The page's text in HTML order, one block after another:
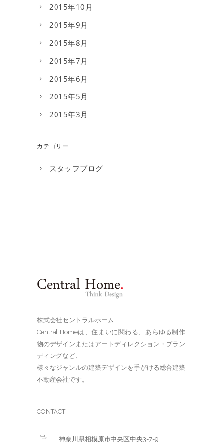
2015年10月
2015年9月
2015年8月
2015年7月
2015年6月
2015年5月
2015年3月
カテゴリー
スタッフブログ
株式会社セントラルホーム
Central Homeは、住まいに関わる、あらゆる制作
物のデザインまたはアートディレクション・ブラン
ディングなど、
様々なジャンルの建築デザインを手がける総合建築
不動産会社です。
CONTACT
神奈川県相模原市中央区中央3-7-9